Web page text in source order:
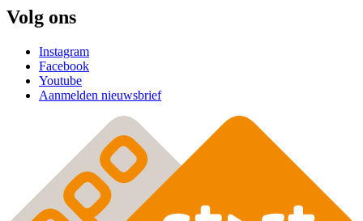
Volg ons
Instagram
Facebook
Youtube
Aanmelden nieuwsbrief